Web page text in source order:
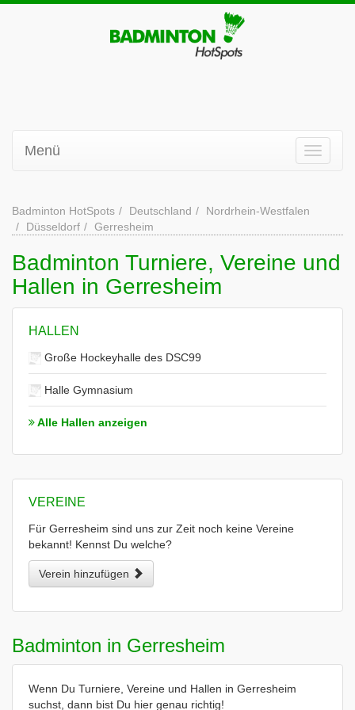
Menü
Badminton HotSpots Deutschland
Nordrhein-Westfalen
Düsseldorf
Gerresheim
Badminton Turniere, Vereine und
Hallen in Gerresheim
HALLEN
Große Hockeyhalle des DSC99
Halle Gymnasium
Alle Hallen anzeigen
VEREINE
Für Gerresheim sind uns zur Zeit noch keine Vereine
bekannt! Kennst Du welche?
Verein hinzufügen
Badminton in Gerresheim
Wenn Du Turniere, Vereine und Hallen in Gerresheim
suchst, dann bist Du hier genau richtig!